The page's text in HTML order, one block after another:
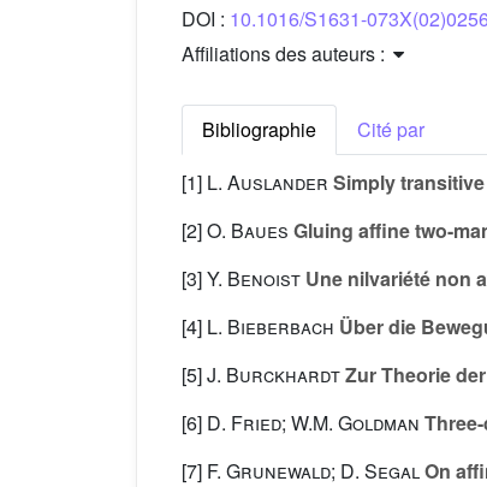
DOI : 10.1016/S1631-
Affiliations des auteurs :
Bibliographie
Cité par
[1] L. Auslander Simply
[2]O. Baues Gluing affine two-
[3]Y. Benoist Une nilvariété non
[4] L. Bieberbach Über die
[5]J. BurckhardtZur Theorie
[6] D. Fried; W.M. Goldman
[7] F. Grunewald; D. SegalOn